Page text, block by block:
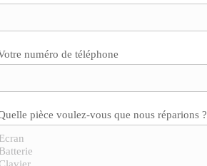
numéro de téléphone
pièce voulez-vous que nous réparions ?